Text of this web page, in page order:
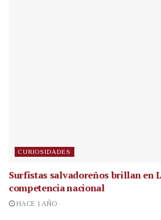
CURIOSIDADES
Surfistas salvadoreños brillan en
competencia nacional
HACE 1 AÑO